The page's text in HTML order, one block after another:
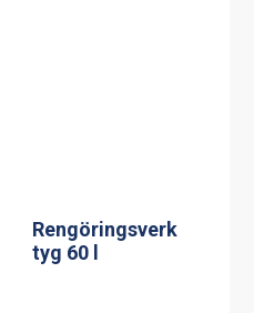
Rengöringsverk
tyg 60 l